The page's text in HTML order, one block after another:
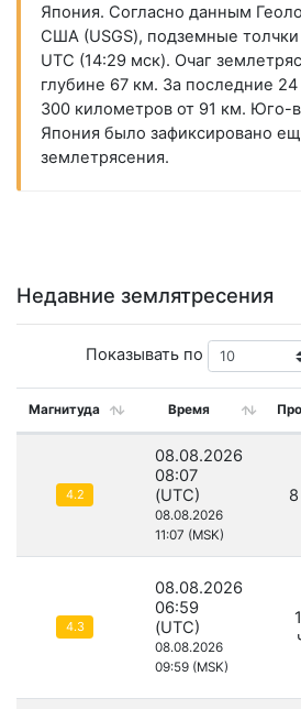
Япония. Согласно данным
США (USGS), подземные
UTC (14:29 мск). Очаг
глубине 67 км. За последние 24
300 километров от 91 км. Юго-
Япония было зафиксировано
землетрясения.
Недавние землятресения
Показывать по
Магнитуда Время
4.2
08.08.2026
08:07
(UTC)
08.08.2026
11:07 (MSK)
4.3
08.08.2026
06:59
(UTC)
08.08.2026
09:59 (MSK)